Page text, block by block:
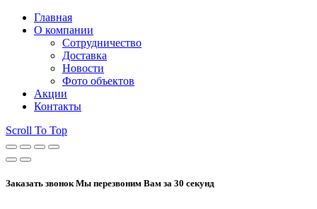
Главная
О компании
Сотрудничество
Доставка
Новости
Фото объектов
Акции
Контакты
Scroll To Top
Заказать звонок Мы перезвоним Вам за 30 секунд